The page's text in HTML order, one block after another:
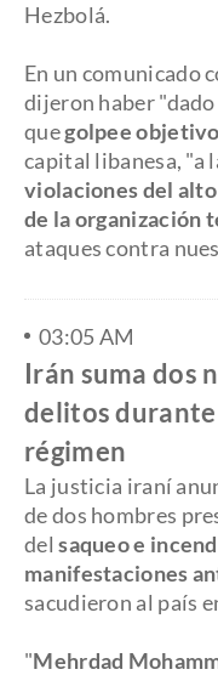
Hezbolá.
En un comunicado
dijeron haber
quegolpee
capital libanesa, "a
violaciones del
de la organización
ataques contra
03:05 AM
Irán suma dos
delitos
régimen
La justicia iraní
de dos hombres
delsaqueo e
manifestaciones
sacudieron al país
"Mehrdad